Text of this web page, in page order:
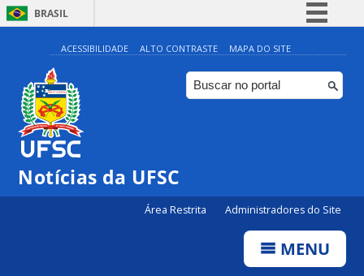
BRASIL
Simplifique!
Comunica BR
Participe
ACESSIBILIDADE ALTO CONTRASTE MAPA DO SITE
Notícias da UFSC
Área Restrita Administradores do Site
MENU